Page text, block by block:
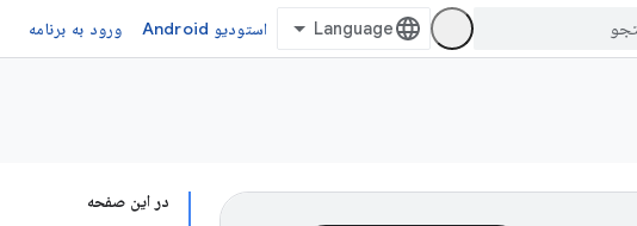
استودیو Android ورود به برنامه
در این صفحه